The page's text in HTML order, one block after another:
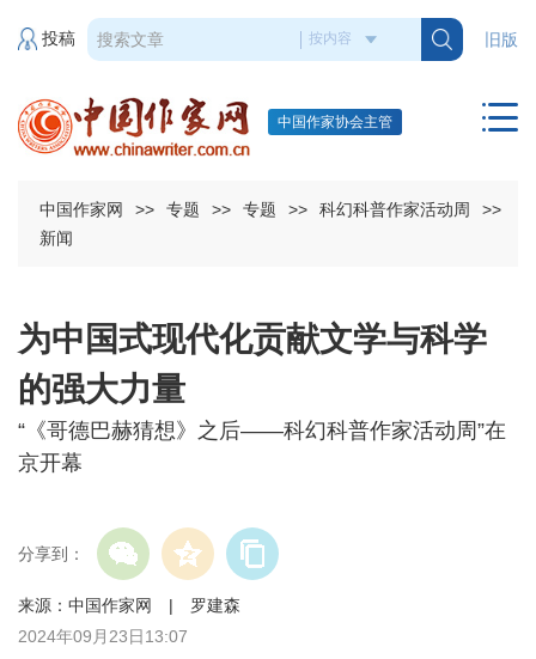
旧版
投稿
中国作家协会主管
中国作家网 >> 专题 >> 专题 >> 科幻科普作家活动周
>>
新闻
为中国式现代化贡献文学与科学
的强大力量
“《哥德巴赫猜想》之后——科幻科普作家活动周”在
京开幕
分享到：
来源：中国作家网 | 罗建森
2024年09月23日13:07